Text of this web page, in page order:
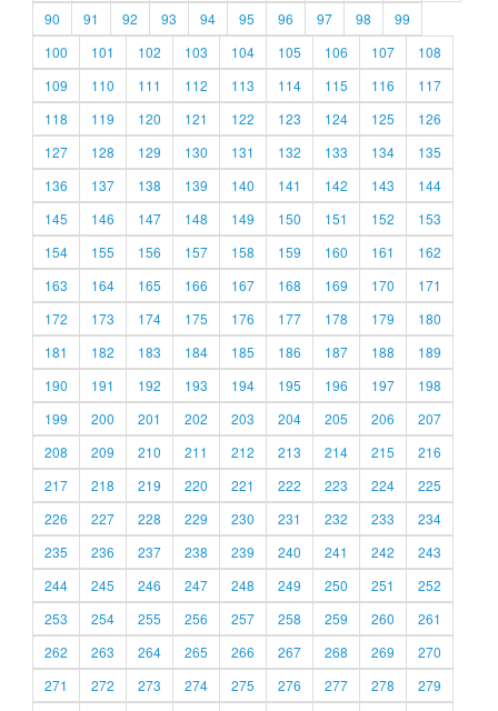
90
91 92 93 94 95 96 97 98
99
100
101 102 103 104 105 106 107
108
109
110 111 112 113 114 115 116
117
118
119 120 121 122 123 124 125
126
127
128 129 130 131 132 133 134
135
136
137 138 139 140 141 142 143
144
145
146 147 148 149 150 151 152
153
154
155 156 157 158 159 160 161
162
163
164 165 166 167 168 169 170
171
172
173 174 175 176 177 178 179
180
181
182 183 184 185 186 187 188
189
190
191 192 193 194 195 196 197
198
199
200 201 202 203 204 205 206
207
208
209 210 211 212 213 214 215
216
217
218 219 220 221 222 223 224
225
226
227 228 229 230 231 232 233
234
235
236 237 238 239 240 241 242
243
244
245 246 247 248 249 250 251
252
253
254 255 256 257 258 259 260
261
262
263 264 265 266 267 268 269
270
271
272 273 274 275 276 277 278
279